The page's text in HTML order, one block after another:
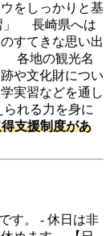
をしっかりと基
」 長崎県へは
すてきな思い出
各地の観光名
や文化財につい
実習などを通し
れる力を身に
支援制度があ
す。 - 休日は非